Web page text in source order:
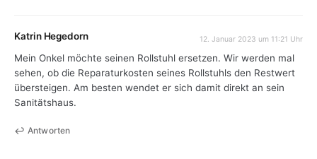
Katrin Hegedorn 12. Januar 2023 um 11:21 Uhr
Mein Onkel möchte seinen Rollstuhl ersetzen. Wir werden mal
sehen, ob die Reparaturkosten seines Rollstuhls den Restwert
übersteigen. Am besten wendet er sich damit direkt an sein
Sanitätshaus.
Antworten